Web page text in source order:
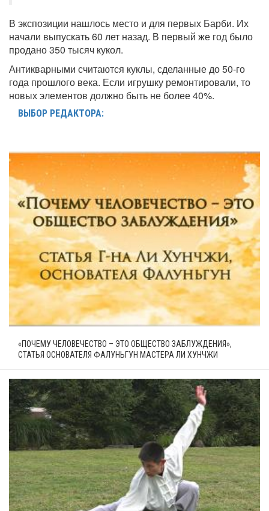
В экспозиции нашлось место и для первых Барби. Их
начали выпускать 60 лет назад. В первый же год было
продано 350 тысяч кукол.
Антикварными считаются куклы, сделанные до 50-го
года прошлого века. Если игрушку ремонтировали, то
новых элементов должно быть не более 40%.
ВЫБОР РЕДАКТОРА:
«ПОЧЕМУ ЧЕЛОВЕЧЕСТВО – ЭТО ОБЩЕСТВО ЗАБЛУЖДЕНИЯ»,
СТАТЬЯ ОСНОВАТЕЛЯ ФАЛУНЬГУН МАСТЕРА ЛИ ХУНЧЖИ